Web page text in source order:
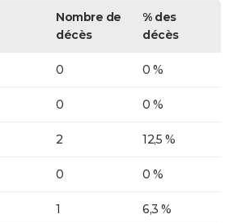
Nombre de
décès
% des
décès
0 0 %
0 0 %
2 12,5 %
0 0 %
1 6,3 %